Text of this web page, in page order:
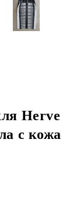
Herve
с кожа